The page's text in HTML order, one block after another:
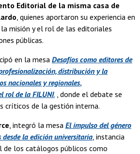
Editorial de la misma casa de
, quienes aportaron su experiencia en
misión y el rol de las editoriales
públicas.
en la mesa Desafíos como editores de
distribución y la
nacionales y regionales,
rol de la FILUNI. , donde el debate se
críticos de la gestión interna.
, integró la mesa El impulso del género
desde la edición universitaria, instancia
de los catálogos públicos como